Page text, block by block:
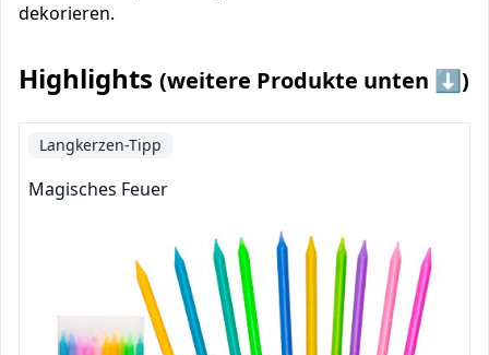
dekorieren.
Highlights (weitere Produkte unten ⬇️)
Langkerzen-Tipp
Magisches Feuer